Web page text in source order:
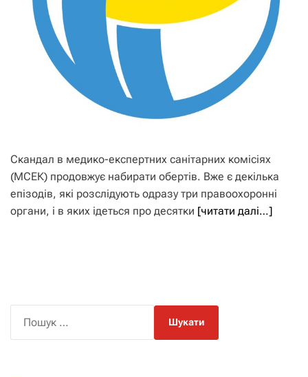
Скандал в медико-експертних санітарних комісіях
(МСЕК) продовжує набирати обертів. Вже є декілька
епізодів, які розслідують одразу три правоохоронні
органи, і в яких ідеться про десятки [читати далі…]